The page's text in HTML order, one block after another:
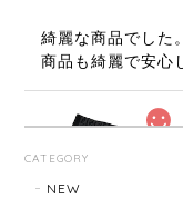
綺麗な商品でした
商品も綺麗で安心
CATEGORY
NEW